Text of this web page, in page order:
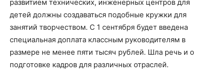
развитием технических, инженерных центров для
детей должны создаваться подобные кружки для
занятий творчеством. С 1 сентября будет введена
специальная доплата классным руководителям в
размере не менее пяти тысяч рублей. Шла речь и о
подготовке кадров для различных отраслей.